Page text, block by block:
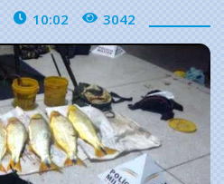
10:02 3042